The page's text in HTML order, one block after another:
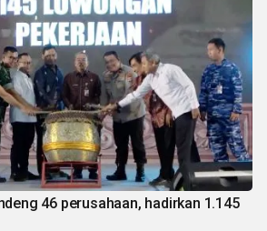
46 perusahaan, hadirkan 1.145